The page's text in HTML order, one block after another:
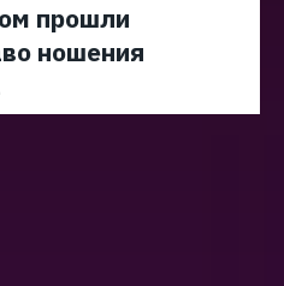
прошли
ношения